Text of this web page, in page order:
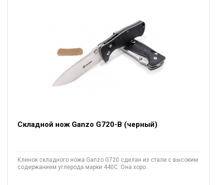
Складной нож Ganzo G720-B (черный)
Клинок складного ножа Ganzo G720 сделан из стали с высоким
содержанием углерода марки 440C. Она хоро..